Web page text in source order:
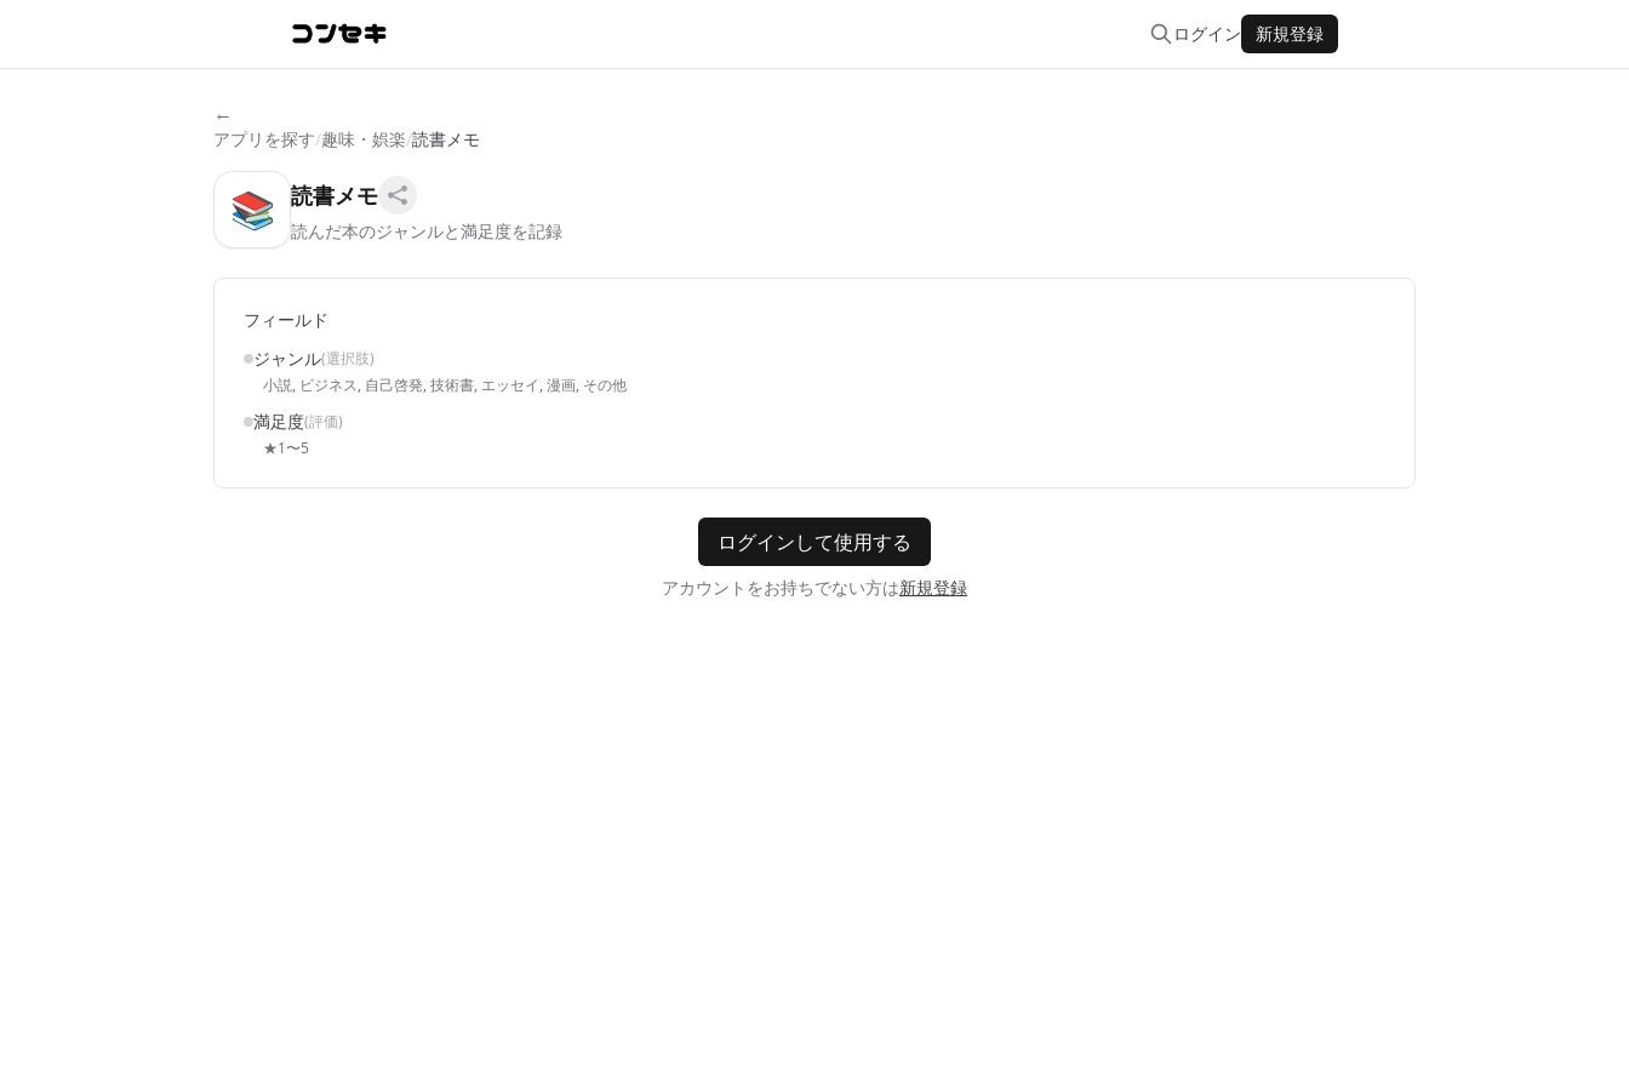
ログイン 新規登録
←
アプリを探す/趣味・娯楽/読書メモ
📚 読書メモ
読んだ本のジャンルと満足度を記録
フィールド
ジャンル(選択肢)
小説, ビジネス, 自己啓発, 技術書, エッセイ, 漫画, その他
満足度(評価)
★1〜5
ログインして使用する
アカウントをお持ちでない方は新規登録